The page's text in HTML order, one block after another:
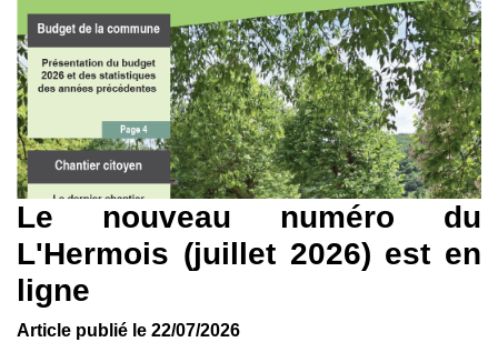
Le nouveau numéro du
L'Hermois (juillet 2026) est en
ligne
Article publié le 22/07/2026